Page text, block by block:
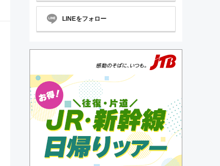
LINEをフォロー